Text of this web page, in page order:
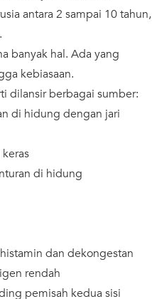
antara 2 sampai 10 tahun,
banyak hal. Ada yang
kebiasaan.
dilansir berbagai sumber:
di hidung dengan jari
di hidung
dan dekongestan
rendah
pemisah kedua sisi